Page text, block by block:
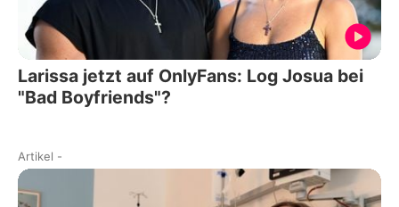
Larissa jetzt auf OnlyFans: Log Josua bei
"Bad Boyfriends"?
Artikel -